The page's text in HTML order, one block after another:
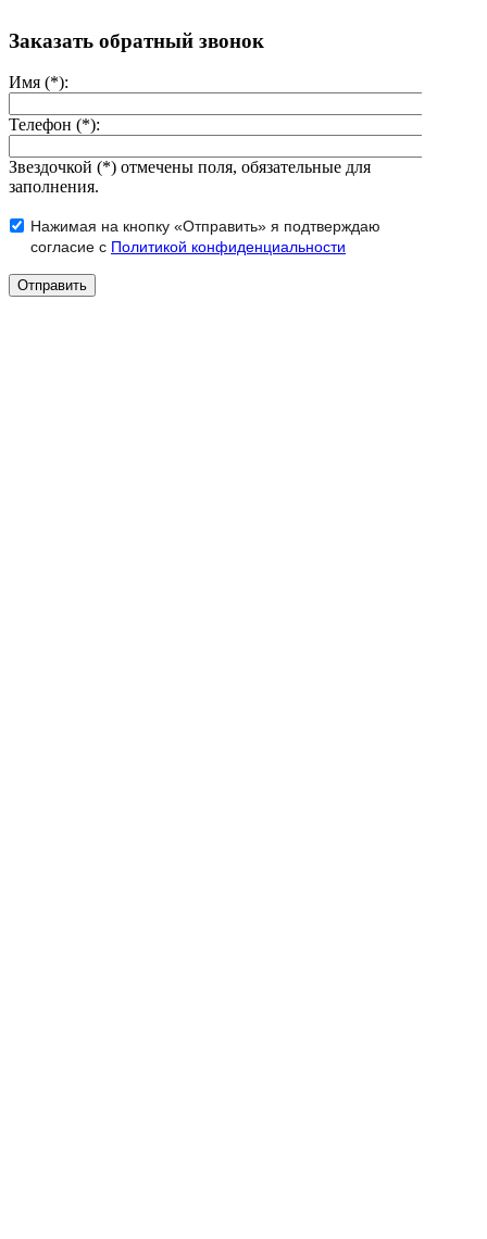
Заказать обратный звонок
Имя (*):
Телефон (*):
Звездочкой (*) отмечены поля, обязательные для
заполнения.
Нажимая на кнопку «Отправить» я подтверждаю
согласие с Политикой конфиденциальности